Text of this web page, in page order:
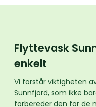
Flyttevask
enkelt
Vi forstår viktigheten
Sunnfjord, som ikke
forbereder den for de